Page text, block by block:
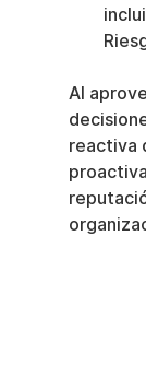
Al
reactiva